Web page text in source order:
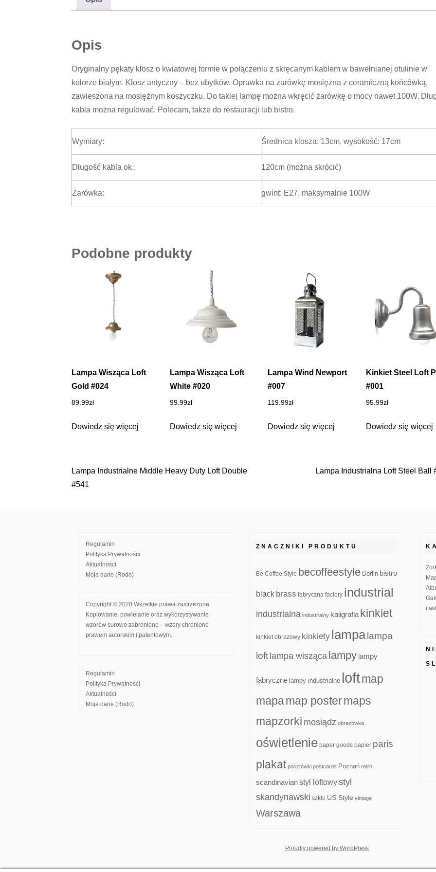
Opis
Oryginalny pękaty klosz o kwiatowej formie w połączeniu z skręcanym kablem w bawełnianej otulinie w
kolorze białym. Klosz antyczny – bez ubytków. Oprawka na żarówkę mosiężna z ceramiczną końcówką,
zawieszona na mosiężnym koszyczku. Do takiej lampę można wkręcić żarówkę o mocy nawet 100W.
kabla można regulować. Polecam, także do restauracji lub bistro.
Wymiary: Średnica klosza: 13cm, wysokość: 17cm
Długość kabla ok.: 120cm (można skrócić)
Żarówka: gwint: E27, maksymalnie 100W
Podobne produkty
Lampa Wisząca Loft
Gold #024
89.99zł
Dowiedz się więcej
Lampa Wisząca Loft
White #020
99.99zł
Dowiedz się więcej
Lampa Wind Newport
#007
119.99zł
Dowiedz się więcej
Kinkiet Steel Loft
#001
95.99zł
Dowiedz się więcej
Nawigacja
Lampa Industrialne Middle Heavy Duty Loft Double
#541
Lampa Industrialna Loft Steel Ball
Regulamin
Polityka Prywatności
Aktualności
Moja dane (Rodo)
Copyright © 2020 Wszelkie prawa zastrzeżone.
Kopiowanie, powielanie oraz wykorzystywanie
wzorów surowo zabronione – wzory chronione
prawem autorskim i patentowym.
Regulamin
Polityka Prywatności
Aktualności
Moja dane (Rodo)
ZNACZNIKI PRODUKTU
Be Coffee Style becoffeestyle Berlin bistro
black brass fabryczna factory industrial
industrialna industrialny kaligrafia kinkiet
kinkiet obrazowy kinkiety lampa lampa
loft lampa wisząca lampy lampy
fabryczne lampy industrialne loftmap
mapamap postermaps
mapzorki mosiądz obrazówka
oświetlenie paper goods papier paris
plakat pocztówki postcards Poznań retro
scandinavianstyl loftowystyl
skandynawski szkło US Style vintage
Warszawa
i
Proudly powered by WordPresswhois: Nuno Sarmento